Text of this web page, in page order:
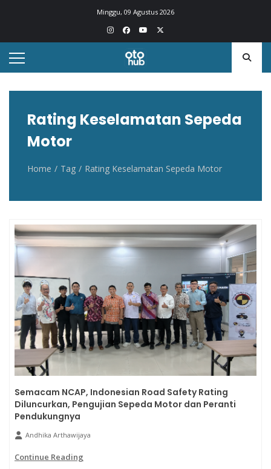
Minggu, 09 Agustus 2026
Otohub.co
Portal berita otomotif Indonesia terkini
Rating Keselamatan Sepeda
Motor
Home Tag Rating Keselamatan Sepeda Motor
Semacam NCAP, Indonesian Road Safety Rating
Diluncurkan, Pengujian Sepeda Motor dan Peranti
Pendukungnya
Andhika Arthawijaya
Continue Reading